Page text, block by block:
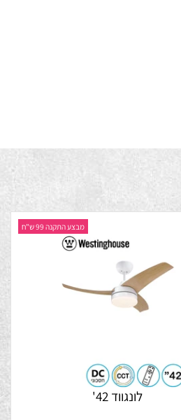
מבצע התקנה 99 ש"ח